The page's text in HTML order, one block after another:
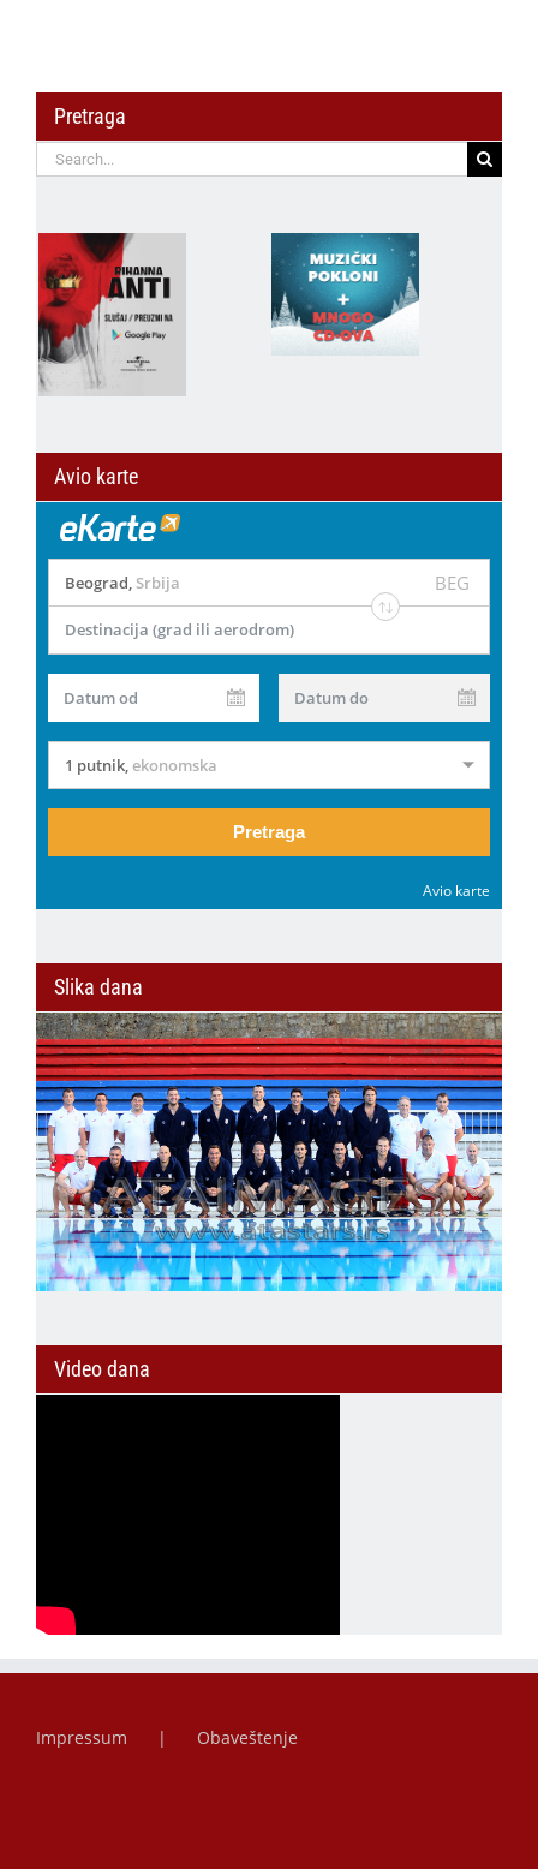
Pretraga
Search
for:
Avio karte
Beograd, Srbija BEG
Destinacija (grad ili aerodrom)
Datum od Datum do
1 putnik,ekonomska
Pretraga
Avio karte
Slika dana
Video dana
Impressum Obaveštenje